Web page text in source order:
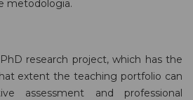
metodologia.
research project, which has the
extent the teaching portfolio can
assessment and professional